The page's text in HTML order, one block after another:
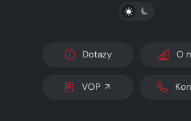
PŘEPNOUT
Dotazy O
VOP